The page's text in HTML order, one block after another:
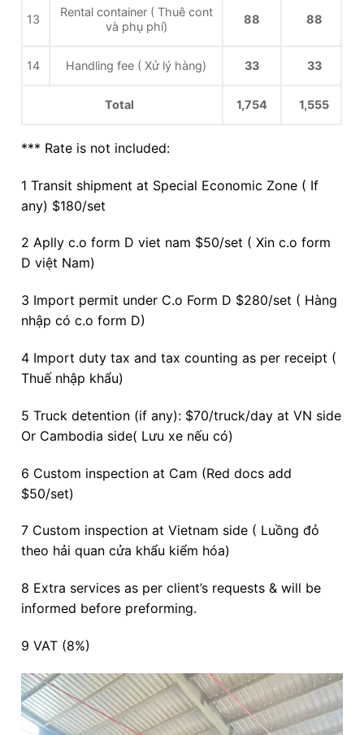
13
Rental container ( Thuê cont
và phụ phí)
88 88
14 Handling fee ( Xử lý hàng) 33 33
Total 1,754 1,555
*** Rate is not included:
1 Transit shipment at Special Economic Zone ( If
any) $180/set
2 Aplly c.o form D viet nam $50/set ( Xin c.o form
D việt Nam)
3 Import permit under C.o Form D $280/set ( Hàng
nhập có c.o form D)
4 Import duty tax and tax counting as per receipt (
Thuế nhập khẩu)
5 Truck detention (if any): $70/truck/day at VN side
Or Cambodia side( Lưu xe nếu có)
6 Custom inspection at Cam (Red docs add
$50/set)
7 Custom inspection at Vietnam side ( Luồng đỏ
theo hải quan cửa khẩu kiểm hóa)
8 Extra services as per client’s requests & will be
informed before preforming.
9 VAT (8%)